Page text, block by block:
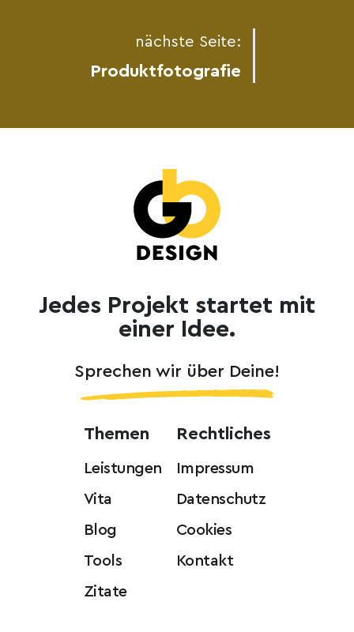
nächste Seite:
Produktfotografie
Jedes Projekt startet mit
einer Idee.
Sprechen wir über Deine!
Themen
Leistungen
Vita
Blog
Tools
Zitate
Rechtliches
Impressum
Datenschutz
Cookies
Kontakt